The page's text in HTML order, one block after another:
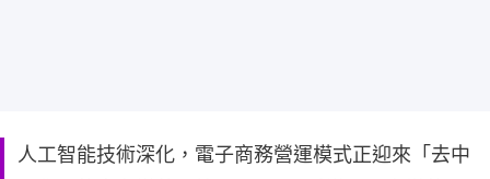
人工智能技術深化，電子商務營運模式正迎來「去中